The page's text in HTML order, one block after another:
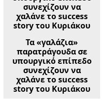
Τα «γαλάζια»
παρατράγουδα σε
υπουργικό επίπεδο
συνεχίζουν να
χαλάνε το success
story του Κυριάκου